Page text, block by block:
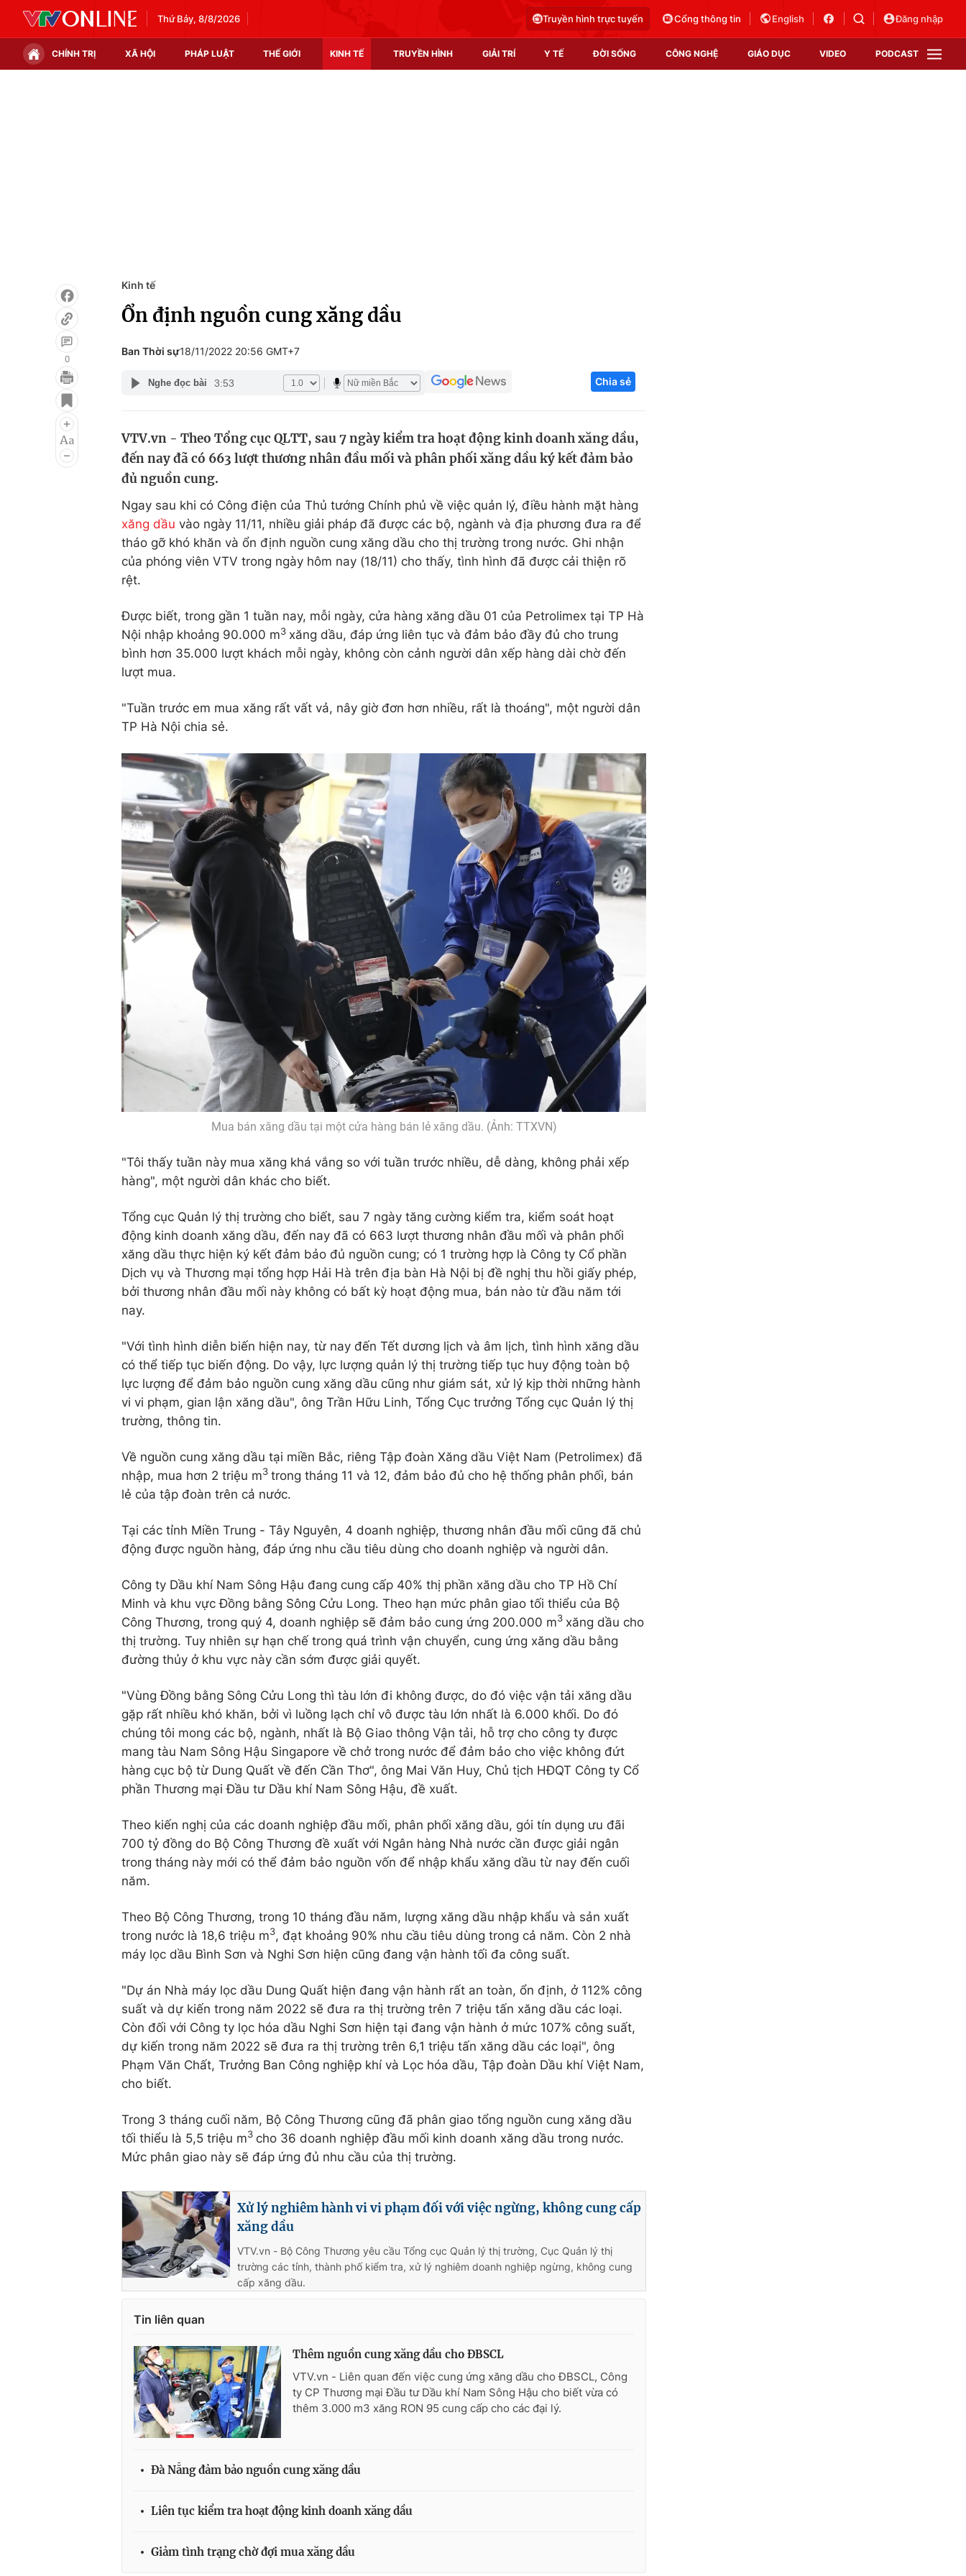
Thứ Bảy, 8/8/2026 Truyền hình trực tuyến Cổng thông tin English Đăng nhập
CHÍNH TRỊ XÃ HỘI PHÁP LUẬT THẾ GIỚI KINH TẾ TRUYỀN HÌNH GIẢI TRÍ Y TẾ ĐỜI SỐNG CÔNG NGHỆ GIÁO DỤC VIDEO PODCAST
Điện ảnh
Âm nhạc
Làm đẹp
Chất lượng cuộc sống
Giáo dục
Học trực tuyến
Công nghệ
Sản phẩm
Tư vấn
0
Kinh tế
Ổn định nguồn cung xăng dầu
Ban Thời sự18/11/2022 20:56 GMT+7
Nghe đọc bài 3:53 Chia sẻ
VTV.vn - Theo Tổng cục QLTT, sau 7 ngày kiểm tra hoạt động kinh doanh xăng dầu,
đến nay đã có 663 lượt thương nhân đầu mối và phân phối xăng dầu ký kết đảm bảo
đủ nguồn cung.
Ngay sau khi có Công điện của Thủ tướng Chính phủ về việc quản lý, điều hành mặt hàng
xăng dầu vào ngày 11/11, nhiều giải pháp đã được các bộ, ngành và địa phương đưa ra để
tháo gỡ khó khăn và ổn định nguồn cung xăng dầu cho thị trường trong nước. Ghi nhận
của phóng viên VTV trong ngày hôm nay (18/11) cho thấy, tình hình đã được cải thiện rõ
rệt.
Được biết, trong gần 1 tuần nay, mỗi ngày, cửa hàng xăng dầu 01 của Petrolimex tại TP Hà
Nội nhập khoảng 90.000 m3 xăng dầu, đáp ứng liên tục và đảm bảo đầy đủ cho trung
bình hơn 35.000 lượt khách mỗi ngày, không còn cảnh người dân xếp hàng dài chờ đến
lượt mua.
"Tuần trước em mua xăng rất vất vả, nây giờ đơn hơn nhiều, rất là thoáng", một người dân
TP Hà Nội chia sẻ.
Mua bán xăng dầu tại một cửa hàng bán lẻ xăng dầu. (Ảnh: TTXVN)
"Tôi thấy tuần này mua xăng khá vắng so với tuần trước nhiều, dễ dàng, không phải xếp
hàng", một người dân khác cho biết.
Tổng cục Quản lý thị trường cho biết, sau 7 ngày tăng cường kiểm tra, kiểm soát hoạt
động kinh doanh xăng dầu, đến nay đã có 663 lượt thương nhân đầu mối và phân phối
xăng dầu thực hiện ký kết đảm bảo đủ nguồn cung; có 1 trường hợp là Công ty Cổ phần
Dịch vụ và Thương mại tổng hợp Hải Hà trên địa bàn Hà Nội bị đề nghị thu hồi giấy phép,
bởi thương nhân đầu mối này không có bất kỳ hoạt động mua, bán nào từ đầu năm tới
nay.
"Với tình hình diễn biến hiện nay, từ nay đến Tết dương lịch và âm lịch, tình hình xăng dầu
có thể tiếp tục biến động. Do vậy, lực lượng quản lý thị trường tiếp tục huy động toàn bộ
lực lượng để đảm bảo nguồn cung xăng dầu cũng như giám sát, xử lý kịp thời những hành
vi vi phạm, gian lận xăng dầu", ông Trần Hữu Linh, Tổng Cục trưởng Tổng cục Quản lý thị
trường, thông tin.
Về nguồn cung xăng dầu tại miền Bắc, riêng Tập đoàn Xăng dầu Việt Nam (Petrolimex) đã
nhập, mua hơn 2 triệu m3 trong tháng 11 và 12, đảm bảo đủ cho hệ thống phân phối, bán
lẻ của tập đoàn trên cả nước.
Tại các tỉnh Miền Trung - Tây Nguyên, 4 doanh nghiệp, thương nhân đầu mối cũng đã chủ
động được nguồn hàng, đáp ứng nhu cầu tiêu dùng cho doanh nghiệp và người dân.
Công ty Dầu khí Nam Sông Hậu đang cung cấp 40% thị phần xăng dầu cho TP Hồ Chí
Minh và khu vực Đồng bằng Sông Cửu Long. Theo hạn mức phân giao tối thiểu của Bộ
Công Thương, trong quý 4, doanh nghiệp sẽ đảm bảo cung ứng 200.000 m3 xăng dầu cho
thị trường. Tuy nhiên sự hạn chế trong quá trình vận chuyển, cung ứng xăng dầu bằng
đường thủy ở khu vực này cần sớm được giải quyết.
"Vùng Đồng bằng Sông Cửu Long thì tàu lớn đi không được, do đó việc vận tải xăng dầu
gặp rất nhiều khó khăn, bởi vì luồng lạch chỉ vô được tàu lớn nhất là 6.000 khối. Do đó
chúng tôi mong các bộ, ngành, nhất là Bộ Giao thông Vận tải, hỗ trợ cho công ty được
mang tàu Nam Sông Hậu Singapore về chở trong nước để đảm bảo cho việc không đứt
hàng cục bộ từ Dung Quất về đến Cần Thơ", ông Mai Văn Huy, Chủ tịch HĐQT Công ty Cổ
phần Thương mại Đầu tư Dầu khí Nam Sông Hậu, đề xuất.
Theo kiến nghị của các doanh nghiệp đầu mối, phân phối xăng dầu, gói tín dụng ưu đãi
700 tỷ đồng do Bộ Công Thương đề xuất với Ngân hàng Nhà nước cần được giải ngân
trong tháng này mới có thể đảm bảo nguồn vốn để nhập khẩu xăng dầu từ nay đến cuối
năm.
Theo Bộ Công Thương, trong 10 tháng đầu năm, lượng xăng dầu nhập khẩu và sản xuất
trong nước là 18,6 triệu m3, đạt khoảng 90% nhu cầu tiêu dùng trong cả năm. Còn 2 nhà
máy lọc dầu Bình Sơn và Nghi Sơn hiện cũng đang vận hành tối đa công suất.
"Dự án Nhà máy lọc dầu Dung Quất hiện đang vận hành rất an toàn, ổn định, ở 112% công
suất và dự kiến trong năm 2022 sẽ đưa ra thị trường trên 7 triệu tấn xăng dầu các loại.
Còn đối với Công ty lọc hóa dầu Nghi Sơn hiện tại đang vận hành ở mức 107% công suất,
dự kiến trong năm 2022 sẽ đưa ra thị trường trên 6,1 triệu tấn xăng dầu các loại", ông
Phạm Văn Chất, Trưởng Ban Công nghiệp khí và Lọc hóa dầu, Tập đoàn Dầu khí Việt Nam,
cho biết.
Trong 3 tháng cuối năm, Bộ Công Thương cũng đã phân giao tổng nguồn cung xăng dầu
tối thiểu là 5,5 triệu m3 cho 36 doanh nghiệp đầu mối kinh doanh xăng dầu trong nước.
Mức phân giao này sẽ đáp ứng đủ nhu cầu của thị trường.
Xử lý nghiêm hành vi vi phạm đối với việc ngừng, không cung cấp
xăng dầu
VTV.vn - Bộ Công Thương yêu cầu Tổng cục Quản lý thị trường, Cục Quản lý thị
trường các tỉnh, thành phố kiểm tra, xử lý nghiêm doanh nghiệp ngừng, không cung
cấp xăng dầu.
Tin liên quan
Thêm nguồn cung xăng dầu cho ĐBSCL
VTV.vn - Liên quan đến việc cung ứng xăng dầu cho ĐBSCL, Công
ty CP Thương mại Đầu tư Dầu khí Nam Sông Hậu cho biết vừa có
thêm 3.000 m3 xăng RON 95 cung cấp cho các đại lý.
Đà Nẵng đảm bảo nguồn cung xăng dầu
Liên tục kiểm tra hoạt động kinh doanh xăng dầu
Giảm tình trạng chờ đợi mua xăng dầu